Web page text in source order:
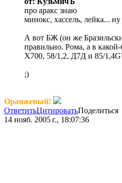
про аракс знаю
минокс, хассель, лейка...
А вот БЖ (он же
правильно. Рома, а в
Х700, 58/1,2, Д7Д и 85/
;)
Оранжевый!
ОтветитьЦитироватьПоделиться
14 нояб. 2005 г., 18:07:36